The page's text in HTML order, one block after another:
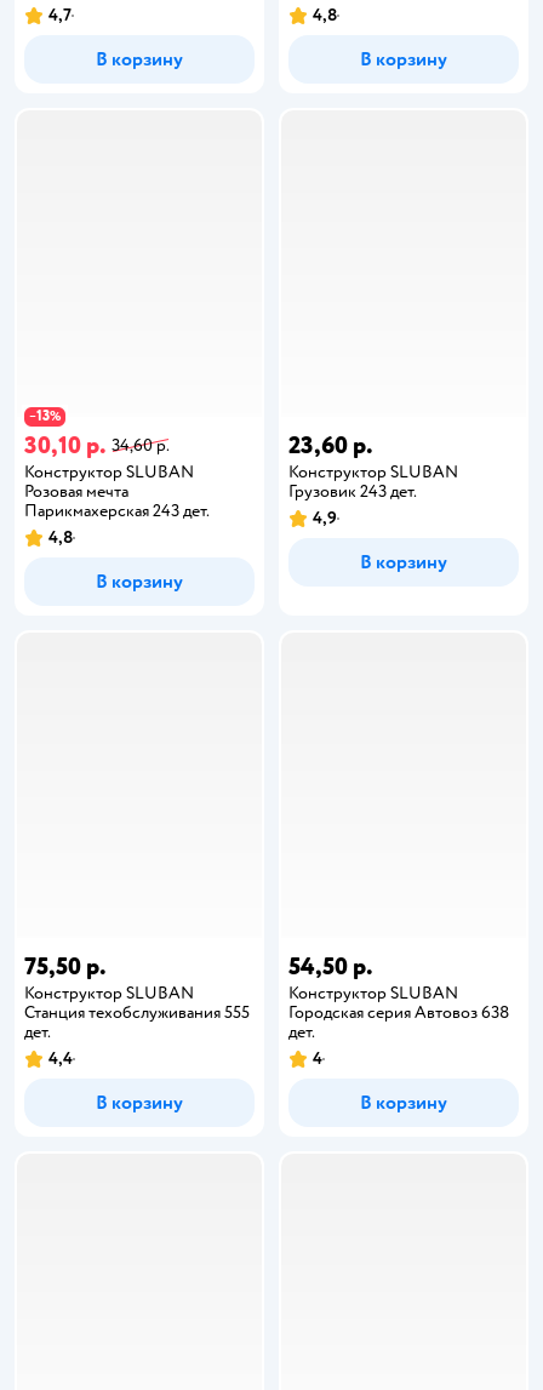
4,7
В корзину
4,8
В корзину
−13%
30,10 р. 34,60 р.
Конструктор SLUBAN
Розовая мечта
Парикмахерская 243 дет.
4,8
В корзину
23,60 р.
Конструктор SLUBAN
Грузовик 243 дет.
4,9
В корзину
75,50 р.
Конструктор SLUBAN
Станция техобслуживания 555
дет.
4,4
В корзину
54,50 р.
Конструктор SLUBAN
Городская серия Автовоз 638
дет.
4
В корзину